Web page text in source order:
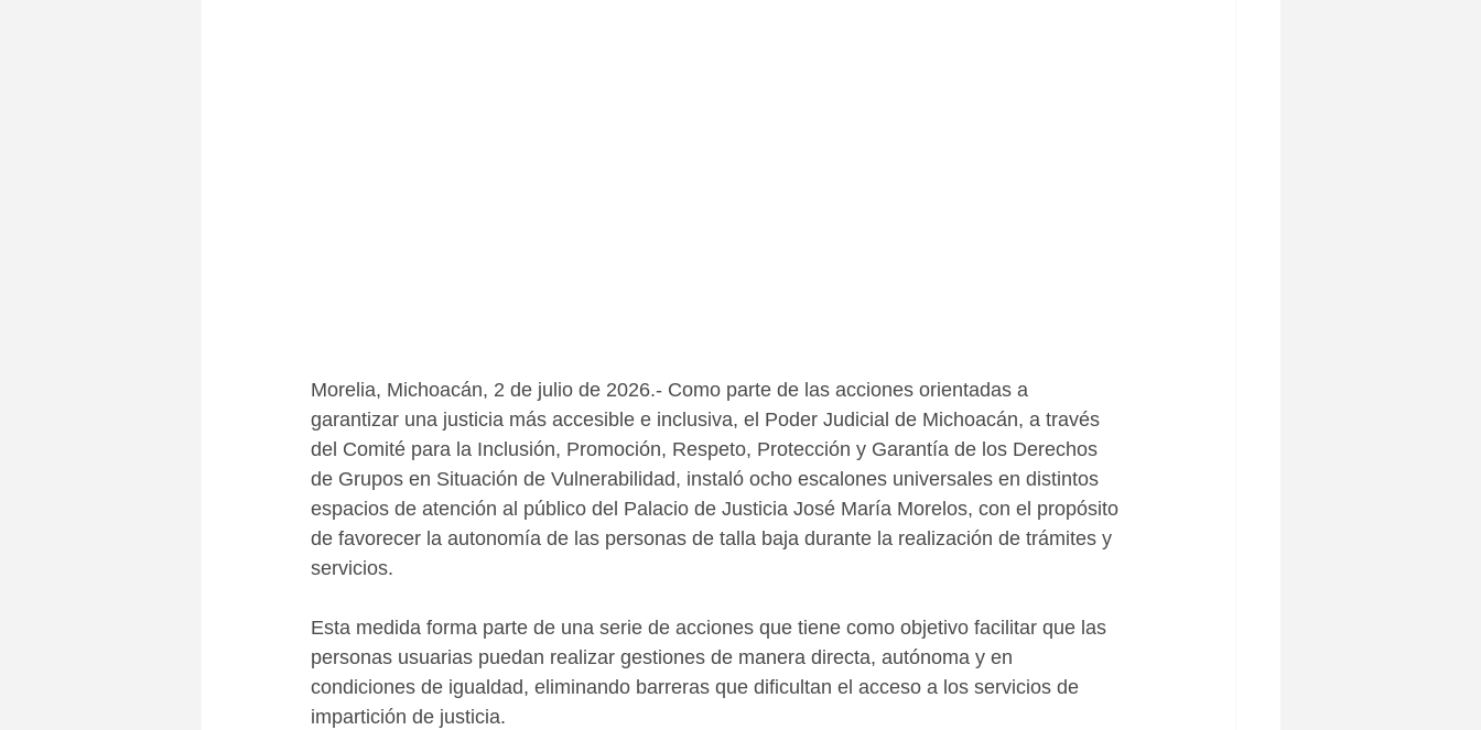
Morelia, Michoacán, 2 de julio de 2026.- Como parte de las acciones orientadas a
garantizar una justicia más accesible e inclusiva, el Poder Judicial de Michoacán, a través
del Comité para la Inclusión, Promoción, Respeto, Protección y Garantía de los Derechos
de Grupos en Situación de Vulnerabilidad, instaló ocho escalones universales en distintos
espacios de atención al público del Palacio de Justicia José María Morelos, con el propósito
de favorecer la autonomía de las personas de talla baja durante la realización de trámites y
servicios.
Esta medida forma parte de una serie de acciones que tiene como objetivo facilitar que las
personas usuarias puedan realizar gestiones de manera directa, autónoma y en
condiciones de igualdad, eliminando barreras que dificultan el acceso a los servicios de
impartición de justicia.